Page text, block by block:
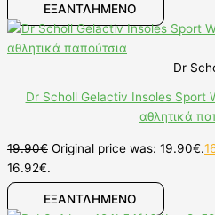
ΕΞΑΝΤΛΗΜΕΝΟ
Dr
Dr Scholl Gelactiv Insoles Sport
αθλητικά
19.90€ Original price was: 19.90€.
16.92€.
ΕΞΑΝΤΛΗΜΕΝΟ